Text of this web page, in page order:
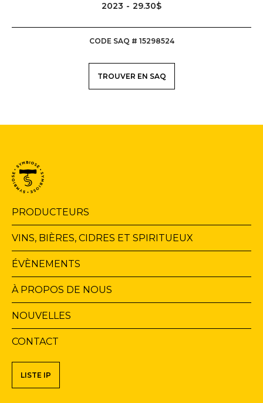
2023 29.30$
CODE SAQ # 15298524
TROUVER EN SAQ
Navigation
principale
PRODUCTEURS
VINS, BIÈRES, CIDRES ET SPIRITUEUX
ÉVÈNEMENTS
À PROPOS DE NOUS
NOUVELLES
CONTACT
Navigation
LISTE IP